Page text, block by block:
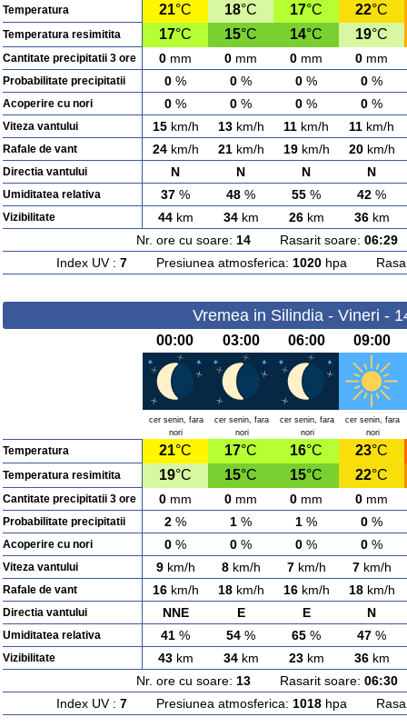
Temperatura 21°C 18°C 17°C 22°C
Temperatura resimitita 17°C 15°C 14°C 19°C
Cantitate precipitatii 3 ore 0 mm 0 mm 0 mm 0 mm
Probabilitate precipitatii 0 % 0 % 0 % 0 %
Acoperire cu nori 0 % 0 % 0 % 0 %
Viteza vantului 15km/h 13km/h 11 km/h 11 km/h
Rafale de vant 24km/h 21km/h 19km/h 20km/h
Directia vantului N N N N
Umiditatea relativa 37 % 48 % 55 % 42 %
Vizibilitate 44km 34km 26km 36km
Nr. ore cu soare: 14Rasarit soare: 06:29
Index UV : 7Presiunea atmosferica: 1020hpa
Vremea in Silindia - Vineri -
00:00 03:00 06:00 09:00
cer senin, fara
nori
cer senin, fara
nori
cer senin, fara
nori
cer senin, fara
nori
Temperatura 21°C 17°C 16°C 23°C
Temperatura resimitita 19°C 15°C 15°C 22°C
Cantitate precipitatii 3 ore 0 mm 0 mm 0 mm 0 mm
Probabilitate precipitatii 2 % 1 % 1 % 0 %
Acoperire cu nori 0 % 0 % 0 % 0 %
Viteza vantului 9km/h 8km/h 7km/h 7km/h
Rafale de vant 16km/h 18km/h 16km/h 18km/h
Directia vantului NNE E E N
Umiditatea relativa 41 % 54 % 65 % 47 %
Vizibilitate 43km 34km 23km 36km
Nr. ore cu soare: 13Rasarit soare: 06:30
Index UV : 7Presiunea atmosferica: 1018hpa